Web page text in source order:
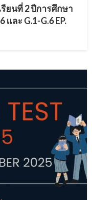
ยนที่ 2 ปีการศึกษา
ละ G.1-G.6 EP.